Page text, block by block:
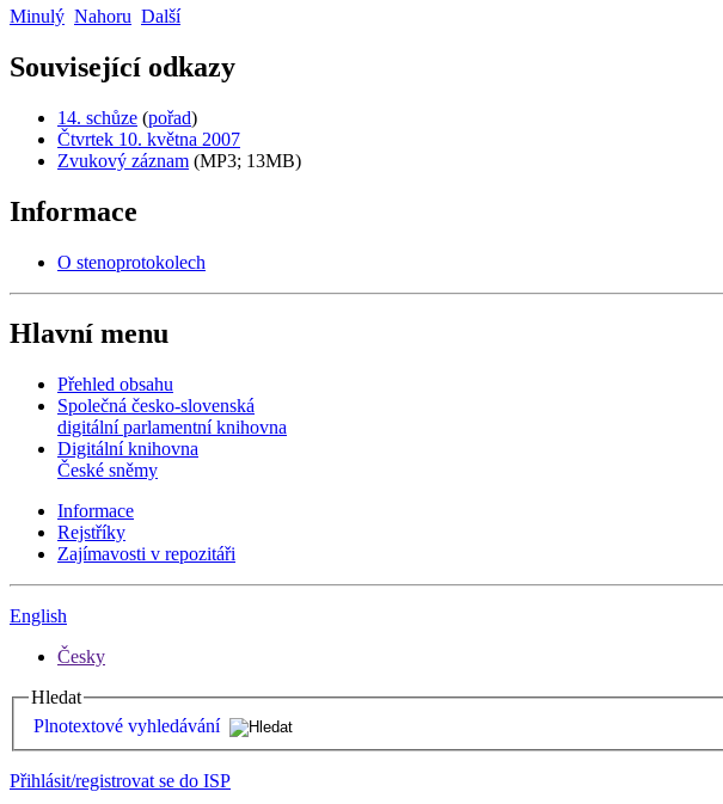
Minulý Nahoru Další
Související odkazy
14. schůze (pořad)
Čtvrtek 10. května 2007
Zvukový záznam (MP3; 13MB)
Informace
O stenoprotokolech
Hlavní menu
Přehled obsahu
Společná česko-slovenská
digitální parlamentní knihovna
Digitální knihovna
České sněmy
Informace
Rejstříky
Zajímavosti v repozitáři
English
Česky
Hledat
Plnotextové vyhledávání
Přihlásit/registrovat se do ISP